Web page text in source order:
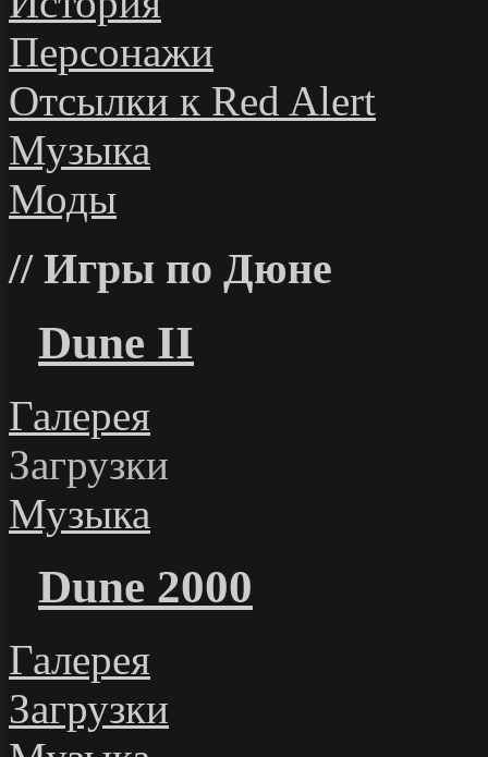
Персонажи
Отсылки к Red Alert
Музыка
Моды
Игры по Дюне
Dune II
Галерея
Загрузки
Музыка
Dune 2000
Галерея
Загрузки